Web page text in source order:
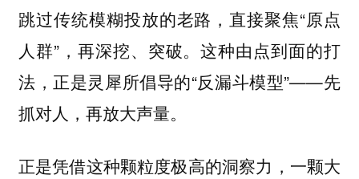
跳过传统模糊投放的老路，直接聚焦“原点
人群”，再深挖、突破。这种由点到面的打
法，正是灵犀所倡导的“反漏斗模型”——先
抓对人，再放大声量。
正是凭借这种颗粒度极高的洞察力，一颗大